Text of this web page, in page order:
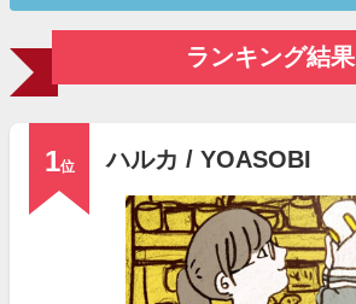
ランキング結果
1位 ハルカ / YOASOBI